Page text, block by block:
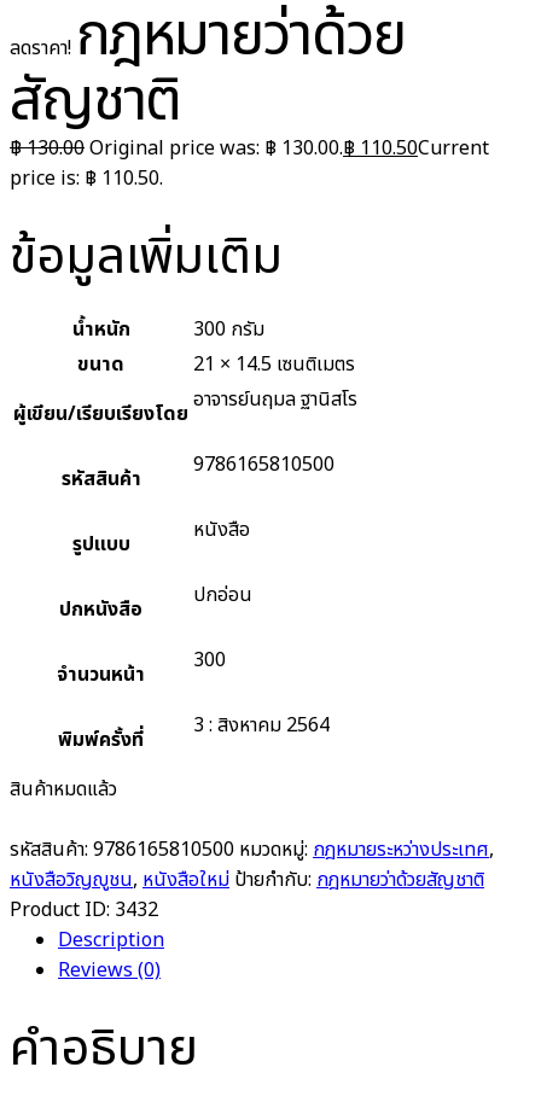
ลดราคา! กฎหมายว่าด้วย
สัญชาติ
฿130.00Original price was: ฿ 130.00.฿ 110.50Current
price is: ฿ 110.50.
ข้อมูลเพิ่มเติม
น้ำหนัก
300 กรัม
ขนาด
21 × 14.5 เซนติเมตร
ผู้เขียน/เรียบเรียงโดย อาจารย์นฤมล ฐานิสโร
รหัสสินค้า 9786165810500
รูปแบบ หนังสือ
ปกหนังสือ ปกอ่อน
จำนวนหน้า 300
พิมพ์ครั้งที่ 3 : สิงหาคม 2564
สินค้าหมดแล้ว
รหัสสินค้า: 9786165810500 หมวดหมู่: กฎหมายระหว่างประเทศ,
หนังสือวิญญูชน, หนังสือใหม่ ป้ายกำกับ: กฎหมายว่าด้วยสัญชาติ
Product ID: 3432
Description
Reviews (0)
คำอธิบาย